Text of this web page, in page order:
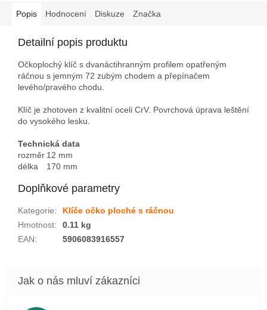
Popis Hodnocení Diskuze Značka
Detailní popis produktu
Očkoplochý klíč s dvanáctihranným profilem opatřeným
ráčnou s jemným 72 zubým chodem a přepínačem
levého/pravého chodu.
Klíč je zhotoven z kvalitní oceli CrV. Povrchová úprava leštění
do vysokého lesku.
Technická data
rozměr 12 mm
délka
170 mm
Doplňkové parametry
Kategorie:
Klíče očko ploché s ráčnou
Hmotnost:
0.11 kg
EAN: 5906083916557